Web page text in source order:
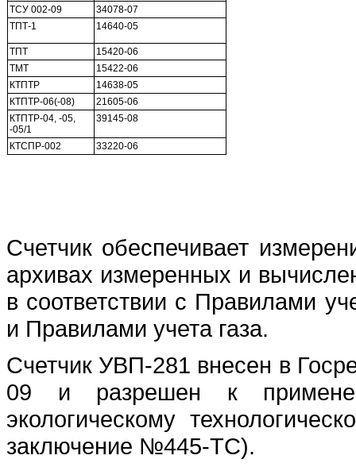
ТСУ 002-09
34078-07
ТПТ-1
14640-05
ТПТ
15420-06
ТМТ
15422-06
КТПТР
14638-05
КТПТР-06(-08)
21605-06
КТПТР-04, -05,
-05/1
39145-08
КТСПР-002 33220-06
Счетчик обеспечивает
архивах измеренных и
в соответствии с Правилами
и Правилами учета газа.
Счетчик УВП-281 внесен в
09 и разрешен к
экологическому
заключение №445-ТС).